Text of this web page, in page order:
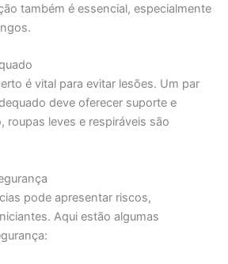
também é essencial, especialmente
é vital para evitar lesões. Um par
deve oferecer suporte e
roupas leves e respiráveis são
pode apresentar riscos,
Aqui estão algumas